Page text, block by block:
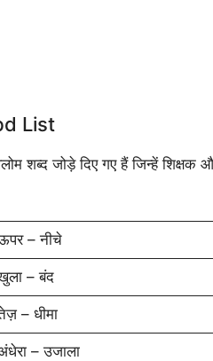
List
शब्द जोड़े दिए गए हैं जिन्हें
– नीचे
– बंद
– धीमा
– उजाला